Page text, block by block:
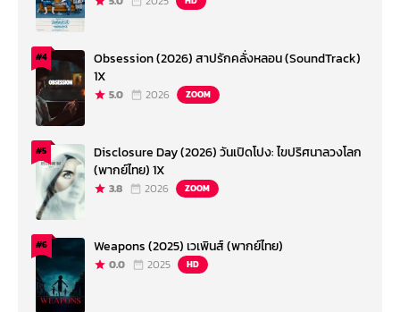
#4
Obsession (2026) สาปรักคลั่งหลอน (SoundTrack)
1X
5.0 2026 ZOOM
#5
Disclosure Day (2026) วันเปิดโปง: ไขปริศนาลวงโลก
(พากย์ไทย) 1X
3.8 2026 ZOOM
#6 Weapons (2025) เวเพินส์ (พากย์ไทย)
0.0 2025 HD